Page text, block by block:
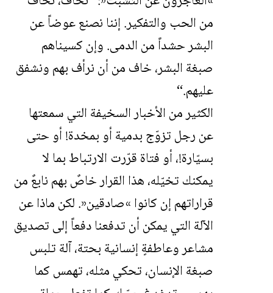
من الحب والتفكير. إننا نصنع عوضاً عن
البشر حشداً من الدمى. وإن كسيناهم
صبغة البشر، خاف من أن نرأف بهم ونشفق
عليهم.‘‘
الكثير من الأخبار السخيفة التي سمعتها
عن رجل تزوّج بدمية أو بمخدة! أو حتى
بسيّارة!، أو فتاة قرّرت الارتباط بما لا
يمكنك تخيّله، هذا القرار خاصٌ بهم نابعٌ من
قراراتهم إن كانوا»صادقين«. لكن ماذا عن
الآلة التي يمكن أن تدفعنا دفعاً إلى تصديق
مشاعر وعاطفةٍ إنسانية بحتة، آلة تلبس
صبغة الإنسان، تحكي مثله، تهمس كما